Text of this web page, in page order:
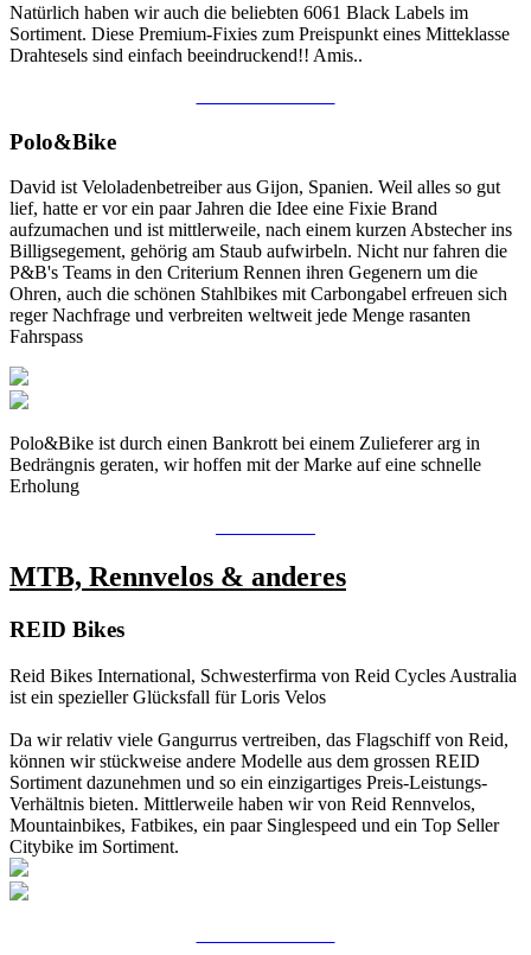
Natürlich haben wir auch die beliebten 6061 Black Labels im
Sortiment. Diese Premium-Fixies zum Preispunkt eines Mitteklasse
Drahtesels sind einfach beeindruckend!! Amis..
Polo&Bike
David ist Veloladenbetreiber aus Gijon, Spanien. Weil alles so gut
lief, hatte er vor ein paar Jahren die Idee eine Fixie Brand
aufzumachen und ist mittlerweile, nach einem kurzen Abstecher ins
Billigsegement, gehörig am Staub aufwirbeln. Nicht nur fahren die
P&B's Teams in den Criterium Rennen ihren Gegenern um die
Ohren, auch die schönen Stahlbikes mit Carbongabel erfreuen sich
reger Nachfrage und verbreiten weltweit jede Menge rasanten
Fahrspass
Polo&Bike ist durch einen Bankrott bei einem Zulieferer arg in
Bedrängnis geraten, wir hoffen mit der Marke auf eine schnelle
Erholung
MTB, Rennvelos & anderes
REID Bikes
Reid Bikes International, Schwesterfirma von Reid Cycles Australia
ist ein spezieller Glücksfall für Loris Velos
Da wir relativ viele Gangurrus vertreiben, das Flagschiff von Reid,
können wir stückweise andere Modelle aus dem grossen REID
Sortiment dazunehmen und so ein einzigartiges Preis-Leistungs-
Verhältnis bieten. Mittlerweile haben wir von Reid Rennvelos,
Mountainbikes, Fatbikes, ein paar Singlespeed und ein Top Seller
Citybike im Sortiment.